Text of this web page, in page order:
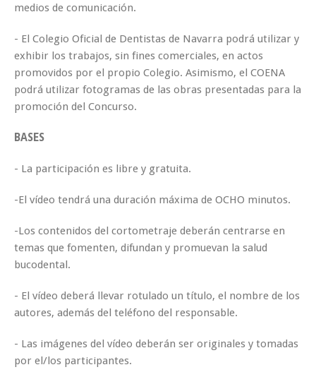
medios de comunicación.
- El Colegio Oficial de Dentistas de Navarra podrá utilizar y
exhibir los trabajos, sin fines comerciales, en actos
promovidos por el propio Colegio. Asimismo, el COENA
podrá utilizar fotogramas de las obras presentadas para la
promoción del Concurso.
BASES
- La participación es libre y gratuita.
-El vídeo tendrá una duración máxima de OCHO minutos.
-Los contenidos del cortometraje deberán centrarse en
temas que fomenten, difundan y promuevan la salud
bucodental.
- El vídeo deberá llevar rotulado un título, el nombre de los
autores, además del teléfono del responsable.
- Las imágenes del vídeo deberán ser originales y tomadas
por el/los participantes.